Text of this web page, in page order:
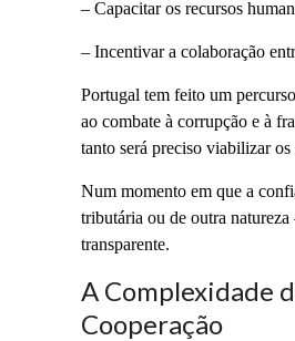
– Capacitar os recursos
– Incentivar a colaboração
Portugal tem feito um
ao combate à corrupção e à
tanto será preciso viabilizar
Num momento em que a
tributária ou de outra
transparente.
A Complexidade
Cooperação